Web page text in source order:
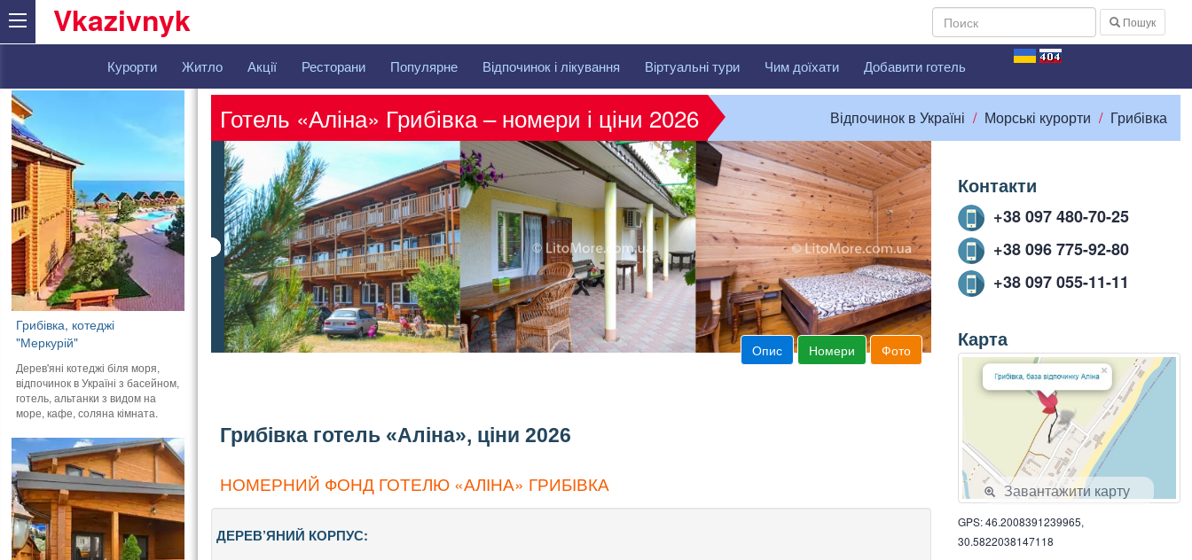
Vkazivnyk Пошук
Курорти Житло Акції Ресторани Популярне Відпочинок і лікування Віртуальні тури Чим доїхати Добавити готель
Готель «Аліна» Грибівка – номери і ціни 2026 Відпочинок в Україні Морські курорти Грибівка
Опис Номери Фото
Грибівка готель «Аліна», ціни 2026
НОМЕРНИЙ ФОНД ГОТЕЛЮ «АЛІНА» ГРИБІВКА
ДЕРЕВ’ЯНИЙ КОРПУС:
Контакти
+38 097 480-70-25
+38 096 775-92-80
+38 097 055-11-11
Карта
Завантажити карту
GPS: 46.2008391239965,
30.5822038147118
Грибівка, котеджі
"Меркурій"
Дерев'яні котеджі біля моря,
відпочинок в Україні з басейном,
готель, альтанки з видом на
море, кафе, соляна кімната.